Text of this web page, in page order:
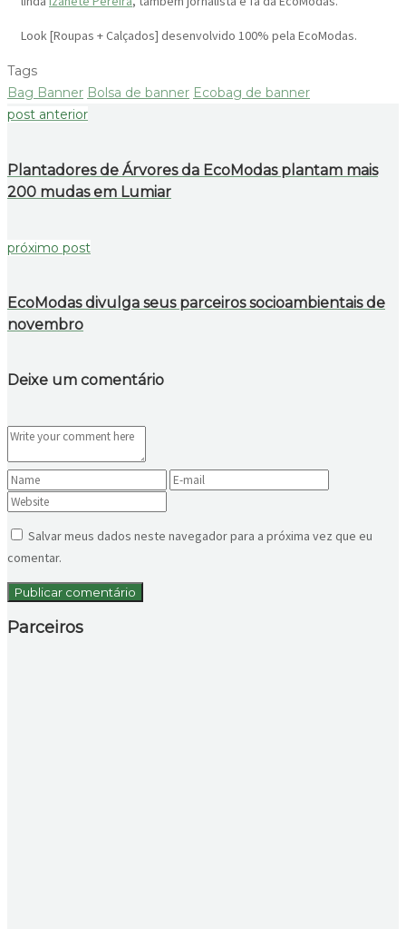
Look [Roupas + Calçados] desenvolvido 100% pela EcoModas.
Tags
Bag Banner Bolsa de banner Ecobag de banner
post anterior
Plantadores de Árvores da EcoModas plantam mais
200 mudas em Lumiar
próximo post
EcoModas divulga seus parceiros socioambientais de
novembro
Deixe um comentário
Salvar meus dados neste navegador para a próxima vez que eu
comentar.
Parceiros